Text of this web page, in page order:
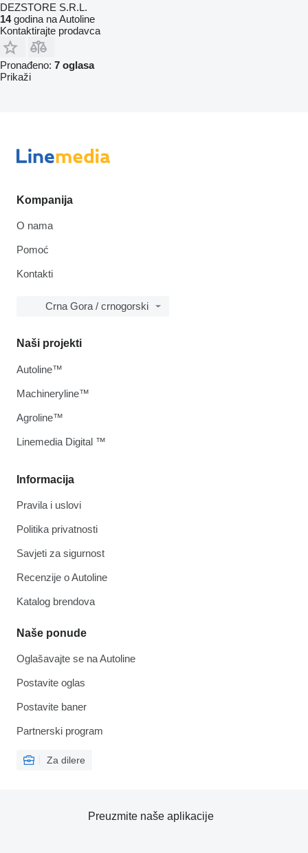
DEZSTORE S.R.L.
14godina na Autoline
Kontaktirajte prodavca
Pronađeno: 7 oglasa
Prikaži
Kompanija
O nama
Pomoć
Kontakti
Crna Gora / crnogorski
Informacija
Pravila i uslovi
Politika privatnosti
Savjeti za sigurnost
Recenzije o Autoline
Katalog brendova
Naše ponude
Oglašavajte se na Autoline
Postavite oglas
Postavite baner
Partnerski program
Za dilere
Naši projekti
Autoline™
Machineryline™
Agroline™
Linemedia Digital ™
Preuzmite naše aplikacije